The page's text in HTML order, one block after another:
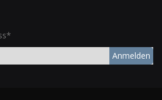
Anmelden